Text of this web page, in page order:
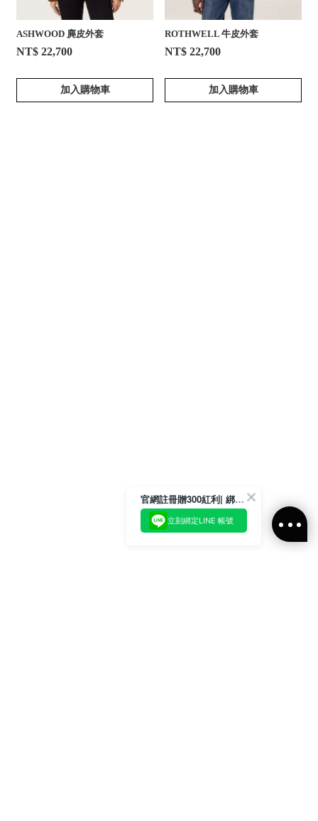
ASHWOOD 麂皮外套
NT$ 22,700
加入購物車
ROTHWELL 牛皮外套
NT$ 22,700
加入購物車
官網註冊贈300紅利| 綁定LINE再領取專屬優惠
立刻綁定LINE 帳號